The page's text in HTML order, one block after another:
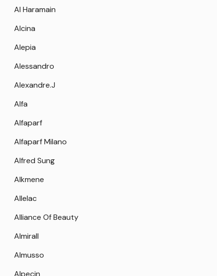
Al Haramain
Alcina
Alepia
Alessandro
Alexandre.J
Alfa
Alfaparf
Alfaparf Milano
Alfred Sung
Alkmene
Allelac
Alliance Of Beauty
Almirall
Almusso
Alpecin